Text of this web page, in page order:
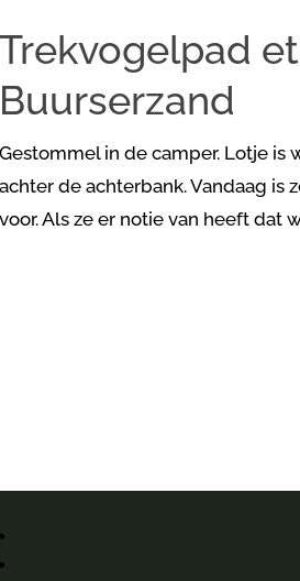
Trekvogelpad
Buurserzand
Gestommel in de camper. Lotje is
achter de achterbank. Vandaag is
voor. Als ze er notie van heeft dat